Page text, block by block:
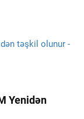
Yenidən